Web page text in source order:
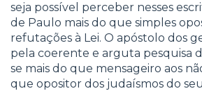
seja possível perceber nesses
de Paulo mais do que simples
refutações à Lei. O apóstolo dos
pela coerente e arguta pesquisa
se mais do que mensageiro aos
que opositor dos judaísmos do